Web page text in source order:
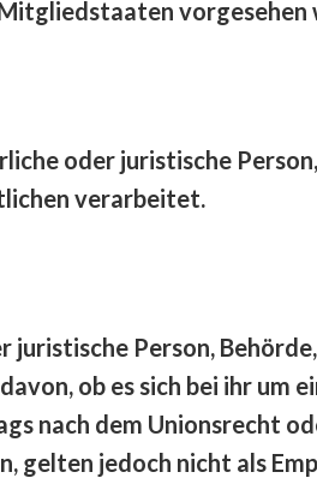
vorgesehen
oder juristische
verarbeitet.
Person,
ob es sich bei ihr um
nach dem Unionsrecht
gelten jedoch nicht als